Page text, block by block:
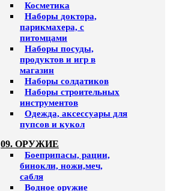
Косметика
Наборы доктора,
парикмахера, с
питомцами
Наборы посуды,
продуктов и игр в
магазин
Наборы солдатиков
Наборы строительных
инструментов
Одежда, аксессуары для
пупсов и кукол
09. ОРУЖИЕ
Боеприпасы, рации,
бинокли, ножи,меч,
сабля
Водное оружие